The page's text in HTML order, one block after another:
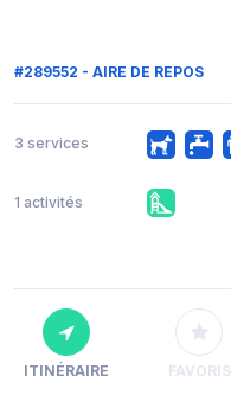
#289552 - AIRE DE REPOS
3 services
1 activités
ITINÉRAIRE FAVORIS